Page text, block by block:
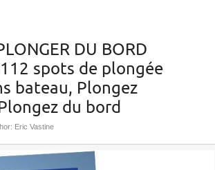
DU BORD
spots de plongée
bateau, Plongez
du bord
Eric Vastine